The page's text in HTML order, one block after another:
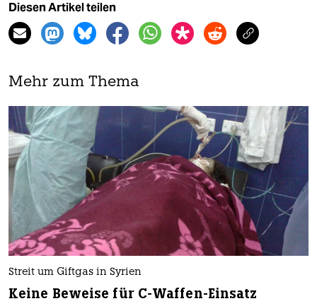
Diesen Artikel teilen
Mehr zum Thema
Streit um Giftgas in Syrien
Keine Beweise für C-Waffen-Einsatz